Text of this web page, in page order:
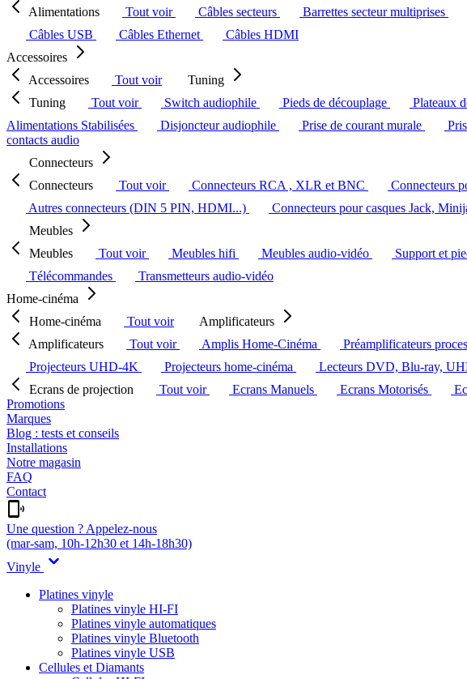
Alimentations
Tout voir Câbles secteurs Barrettes secteur multiprises
Câbles USB
Câbles Ethernet
Câbles HDMI
Accessoires
Accessoires
Tout voir
Tuning
Tuning
Tout voir Switch audiophile Pieds de découplage Plateaux
Alimentations Stabilisées
Disjoncteur audiophile Prise de courant murale
contacts audio
Connecteurs
Connecteurs
Tout voir Connecteurs RCA , XLR et BNC Connecteurs
Autres connecteurs (DIN 5 PIN, HDMI...)
Connecteurs pour casques Jack,
Meubles
Meubles
Tout voir Meubles hifi Meubles audio-vidéo Support et
Télécommandes
Transmetteurs audio-vidéo
Home-cinéma
Home-cinéma
Tout voir
Amplificateurs
Amplificateurs
Tout voir Amplis Home-Cinéma Préamplificateurs
Projecteurs UHD-4K
Projecteurs home-cinéma Lecteurs DVD, Blu-ray,
Ecrans de projection
Tout voir Ecrans Manuels Ecrans Motorisés
Promotions
Marques
Blog : tests et conseils
Installations
Notre magasin
FAQ
Contact
Une question ? Appelez-nous
(mar-sam, 10h-12h30 et 14h-18h30)
Vinyle
Platines vinyle
Platines vinyle HI-FI
Platines vinyle automatiques
Platines vinyle Bluetooth
Platines vinyle USB
Cellules et Diamants